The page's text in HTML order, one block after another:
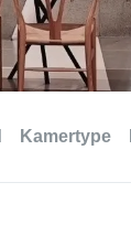
Kamertype